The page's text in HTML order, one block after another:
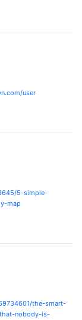
user
5-simple-
map
the-smart-
nobody-is-